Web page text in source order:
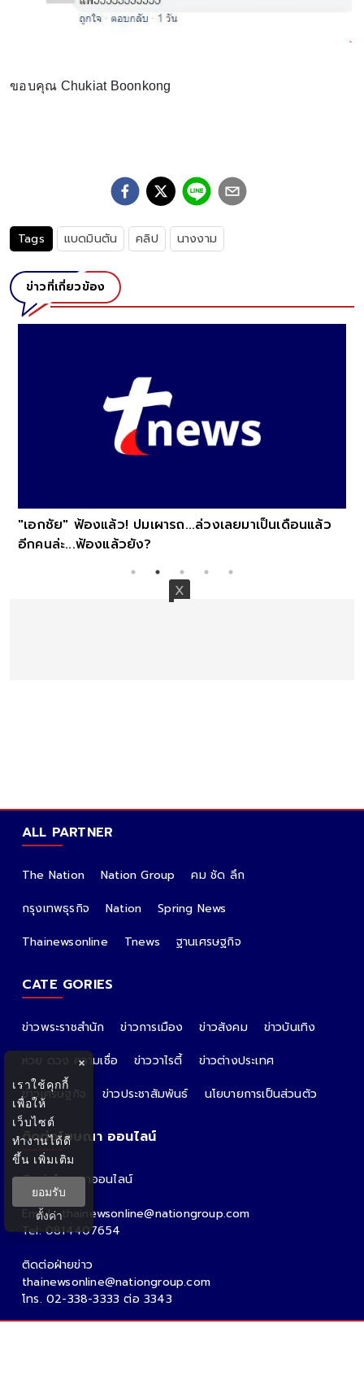
ขอบคุณ Chukiat Boonkong
Tags แบดมินตัน คลิป นางงาม
ข่าวที่เกี่ยวข้อง
"เอกชัย" ฟ้องแล้ว! ปมเผารถ...ล่วงเลยมาเป็นเดือนแล้ว
อีกคนล่ะ...ฟ้องแล้วยัง?
ALL PARTNER
The Nation Nation Group
คม ชัด ลึก
กรุงเทพธุรกิจ
Nation
Spring News
Thainewsonline
Tnews ฐานเศรษฐกิจ
CATE GORIES
ข่าวพระราชสำนัก ข่าวการเมือง ข่าวสังคม
ข่าวบันเทิง
หวย ดวง ความเชื่อ
ข่าววาไรตี้
ข่าวต่างประเทศ
ข่าวเศรษฐกิจ
ข่าวประชาสัมพันธ์ นโยบายการเป็นส่วนตัว
ติดต่อโฆษณา ออนไลน์
ติดต่อโฆษณาออนไลน์
คุณอ้อ
Email : thainewsonline@nationgroup.com
Tel: 0814407654
ติดต่อฝ่ายข่าว
thainewsonline@nationgroup.com
โทร. 02-338-3333 ต่อ 3343
×
เราใช้คุกกี้
เพื่อให้
เว็บไซต์
ทำงานได้ดี
ขึ้น เพิ่มเติม
ยอมรับ
ตั้งค่า